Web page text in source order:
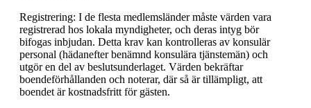
Registrering: I de flesta medlemsländer måste värden vara
registrerad hos lokala myndigheter, och deras intyg bör
bifogas inbjudan. Detta krav kan kontrolleras av konsulär
personal (hädanefter benämnd konsulära tjänstemän) och
utgör en del av beslutsunderlaget. Värden bekräftar
boendeförhållanden och noterar, där så är tillämpligt, att
boendet är kostnadsfritt för gästen.